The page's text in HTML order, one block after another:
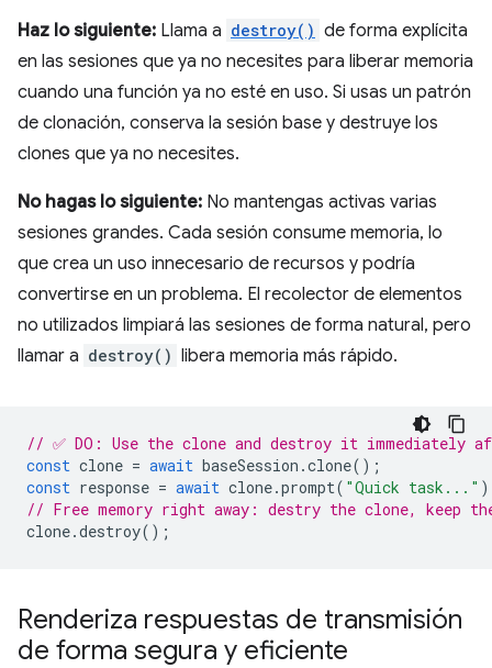
Haz lo siguiente: Llama a destroy() de forma explícita
en las sesiones que ya no necesites para liberar memoria
cuando una función ya no esté en uso. Si usas un patrón
de clonación, conserva la sesión base y destruye los
clones que ya no necesites.
No hagas lo siguiente: No mantengas activas varias
sesiones grandes. Cada sesión consume memoria, lo
que crea un uso innecesario de recursos y podría
convertirse en un problema. El recolector de elementos
no utilizados limpiará las sesiones de forma natural, pero
llamar a destroy() libera memoria más rápido.
// ✅ DO: Use the clone and destroy it immediately
const clone = await baseSession .clone();
const response = await clone.prompt( "Quick task..."
// Free memory right away: destry the clone, keep the
clone.destroy();
Renderiza respuestas de transmisión
de forma segura y eficiente